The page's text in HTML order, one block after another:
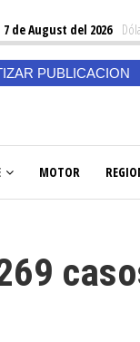
de August del 2026
PUBLICACION
MOTOR